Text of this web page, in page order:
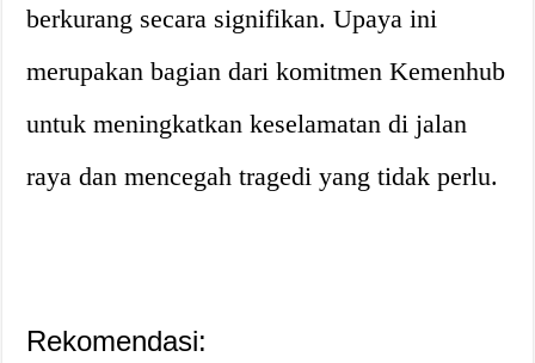
berkurang secara signifikan. Upaya ini
merupakan bagian dari komitmen Kemenhub
untuk meningkatkan keselamatan di jalan
raya dan mencegah tragedi yang tidak perlu.
Rekomendasi: